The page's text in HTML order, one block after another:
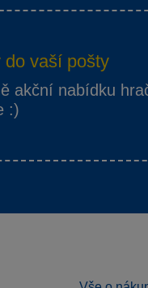
do vaší pošty
akční nabídku
:)